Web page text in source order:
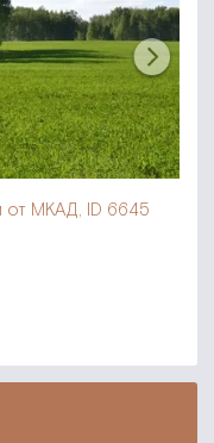
от МКАД, ID 6645